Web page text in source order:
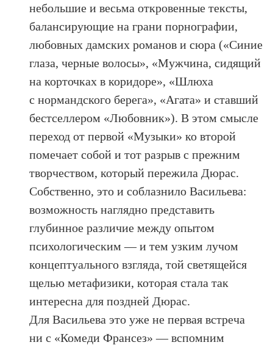
небольшие и весьма откровенные тексты,
балансирующие на грани порнографии,
любовных дамских романов и сюра («Синие
глаза, черные волосы», «Мужчина, сидящий
на корточках в коридоре», «Шлюха
с нормандского берега», «Агата» и ставший
бестселлером «Любовник»). В этом смысле
переход от первой «Музыки» ко второй
помечает собой и тот разрыв с прежним
творчеством, который пережила Дюрас.
Собственно, это и соблазнило Васильева:
возможность наглядно представить
глубинное различие между опытом
психологическим — и тем узким лучом
концептуального взгляда, той светящейся
щелью метафизики, которая стала так
интересна для поздней Дюрас.
Для Васильева это уже не первая встреча
ни с «Комеди Франсез» — вспомним